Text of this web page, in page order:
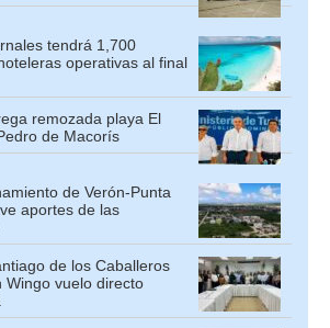
tendrá 1,700
operativas al final
remozada playa El
de Macorís
de Verón-Punta
aportes de las
de los Caballeros
Wingo vuelo directo